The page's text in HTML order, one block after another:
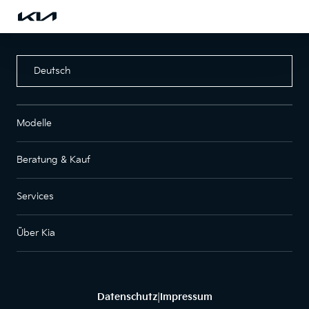
Deutsch
Modelle
Beratung & Kauf
Services
Über Kia
Datenschutz| Impressum